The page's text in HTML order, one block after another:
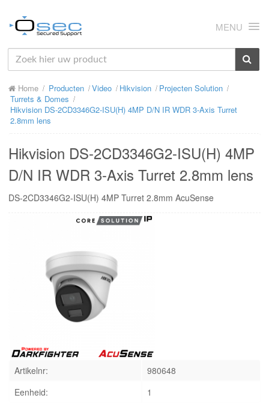
MENU
HOME
OVER ONS
NIEUWS
SUPPORT
RMA
INLOGGEN
Home Producten Video Hikvision
Projecten Solution
Turrets & Domes
Hikvision DS-2CD3346G2-ISU(H) 4MP D/N IR WDR 3-Axis Turret
2.8mm lens
Hikvision DS-2CD3346G2-ISU(H) 4MP
D/N IR WDR 3-Axis Turret 2.8mm lens
DS-2CD3346G2-ISU(H) 4MP Turret 2.8mm AcuSense
Artikelnr:
980648
Eenheid:
1